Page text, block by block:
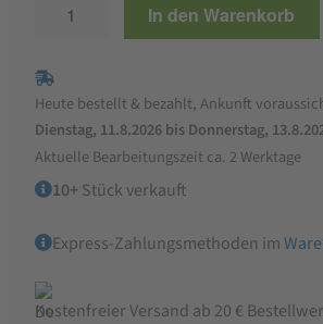
ROSENSTEIN
390
g
Menge
In den Warenkorb
Heute bestellt & bezahlt, Ankunft
Dienstag, 11.8.2026 bis Donnerstag,
Aktuelle Bearbeitungszeit ca. 2 Werktage
10+Stück verkauft
Express-Zahlungsmethoden im
Kostenfreier Versand ab 20 €